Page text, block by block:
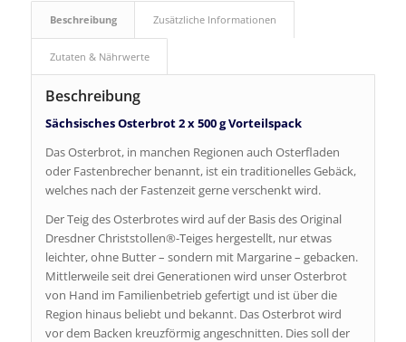
Beschreibung Zusätzliche Informationen
Zutaten & Nährwerte
Beschreibung
Sächsisches Osterbrot 2 x 500 g Vorteilspack
Das Osterbrot, in manchen Regionen auch Osterfladen
oder Fastenbrecher benannt, ist ein traditionelles Gebäck,
welches nach der Fastenzeit gerne verschenkt wird.
Der Teig des Osterbrotes wird auf der Basis des Original
Dresdner Christstollen®-Teiges hergestellt, nur etwas
leichter, ohne Butter – sondern mit Margarine – gebacken.
Mittlerweile seit drei Generationen wird unser Osterbrot
von Hand im Familienbetrieb gefertigt und ist über die
Region hinaus beliebt und bekannt. Das Osterbrot wird
vor dem Backen kreuzförmig angeschnitten. Dies soll der